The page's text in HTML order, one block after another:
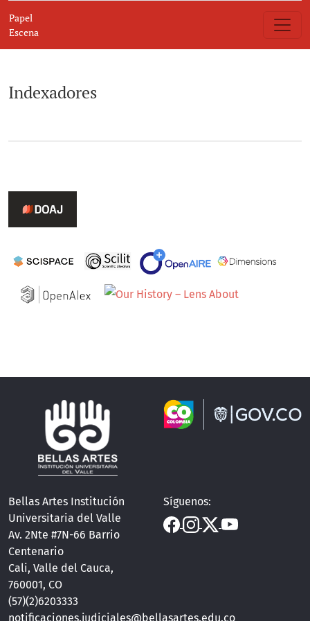
Indexadores
Papel
Escena
Indexadores
Bellas Artes Institución
Universitaria del Valle
Av. 2Nte #7N-66 Barrio
Centenario
Cali, Valle del Cauca,
760001, CO
(57)(2)6203333
notificaciones.judiciales@bellasartes.edu.co
Síguenos: